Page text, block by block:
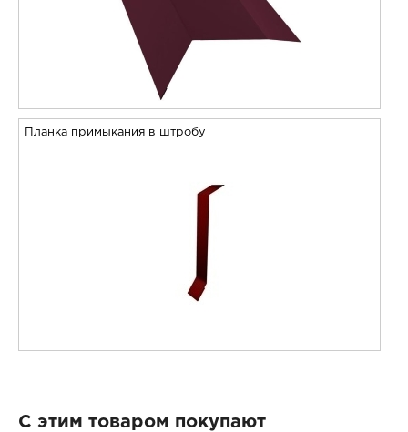
Планка примыкания в штробу
С этим товаром покупают